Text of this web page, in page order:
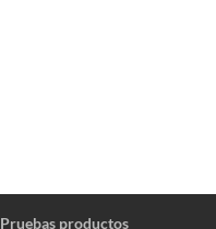
Pruebas productos